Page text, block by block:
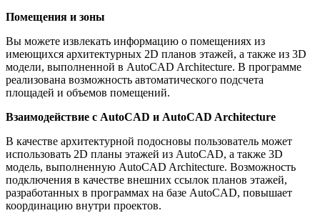
Помещения и зоны
Вы можете извлекать информацию о помещениях из
имеющихся архитектурных 2D планов этажей, а также из 3D
модели, выполненной в AutoCAD Architecture. В программе
реализована возможность автоматического подсчета
площадей и объемов помещений.
Взаимодействие с AutoCAD и AutoCAD Architecture
В качестве архитектурной подосновы пользователь может
использовать 2D планы этажей из AutoCAD, а также 3D
модель, выполненную AutoCAD Architecture. Возможность
подключения в качестве внешних ссылок планов этажей,
разработанных в программах на базе AutoCAD, повышает
координацию внутри проектов.